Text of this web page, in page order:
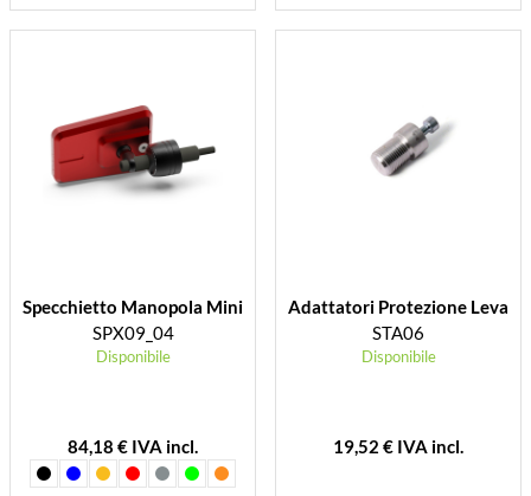
Specchietto Manopola Mini
SPX09_04
Disponibile
84,18 € IVA incl.
Adattatori Protezione Leva
STA06
Disponibile
19,52 € IVA incl.